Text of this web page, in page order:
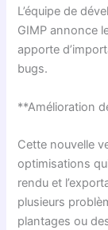
L’équipe de
GIMP annonce
apporte
bugs.
**Amélioration
Cette nouvelle
optimisations
rendu et
plusieurs
plantages ou